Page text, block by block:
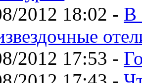
2012 18:02 - В
2012 17:53 -